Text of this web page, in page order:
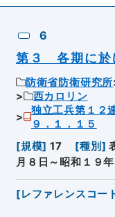
6
第３ 各期に於
防衛省防衛研究所
西カロリン
独立工兵第１２
９．１．１５
[規模] 17 [種別 ]
月８日～昭和１９
[レファレンスコー